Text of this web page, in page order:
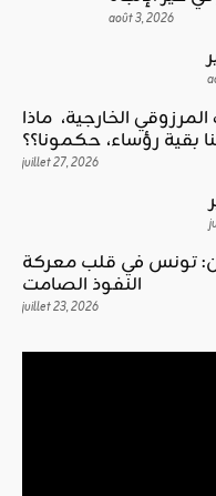
août 3, 2026
الخارجية، ماذا
بقية رؤساء، حكمونا؟؟
juillet 27, 2026
تونس في قلب معركة
النفوذ الصامت
juillet 23, 2026